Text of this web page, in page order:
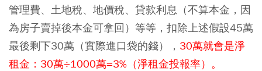
管理費、土地稅、地價稅、貸款利息（不算本金，因
為房子賣掉後本金可拿回）等等，扣除上述假設45萬
最後剩下30萬（實際進口袋的錢）
， 30萬就會是淨
租金：30萬÷1000萬=3%（淨租金投報率）。